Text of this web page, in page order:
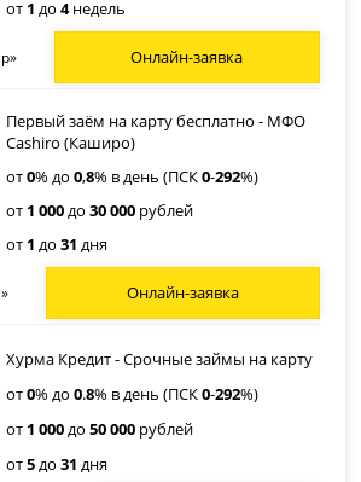
от 1 до4недель
Онлайн-заявка
Первый заём на карту бесплатно - МФО
Cashiro (Каширо)
от0% до0,8% в день (ПСК0-292%)
от 1 000до30 000 рублей
от 1 до31 дня
Онлайн-заявка
Хурма Кредит - Срочные займы на карту
от0% до0.8% в день (ПСК0-292%)
от 1 000до50 000 рублей
от5до31 дня